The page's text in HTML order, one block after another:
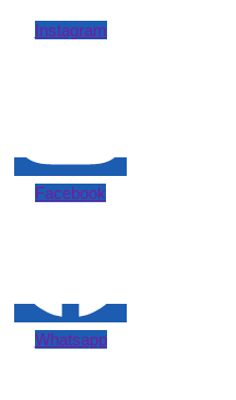
Instagram
Facebook
Whatsapp